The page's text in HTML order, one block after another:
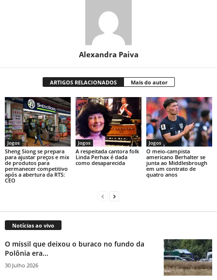
Alexandra Paiva
ARTIGOS RELACIONADOS Mais do autor
Jogos
Sheng Siong se prepara
para ajustar preços e mix
de produtos para
permanecer competitivo
após a abertura da RTS:
CEO
Jogos
A respeitada cantora folk
Linda Perhax é dada
como desaparecida
Jogos
O meio-campista
americano Berhalter se
junta ao Middlesbrough
em um contrato de
quatro anos
Notícias ao vivo
O míssil que deixou o buraco no fundo da
Polônia era...
30 Julho 2026